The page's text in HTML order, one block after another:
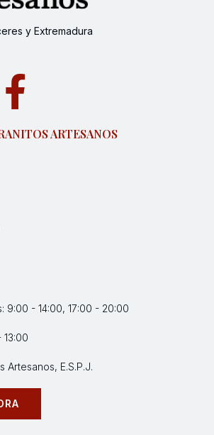
y Extremadura
ARTESANOS
9:00 - 14:00, 17:00 - 20:00
Artesanos, E.S.P.J.